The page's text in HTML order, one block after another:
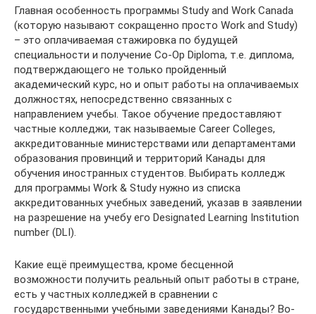
Главная особенность программы Study and Work Canada
(которую называют сокращенно просто Work and Study)
– это оплачиваемая стажировка по будущей
специальности и получение Co-Op Diploma, т.е. диплома,
подтверждающего не только пройденный
академический курс, но и опыт работы на оплачиваемых
должностях, непосредственно связанных с
направлением учебы. Такое обучение предоставляют
частные колледжи, так называемые Career Colleges,
аккредитованные министерствами или департаментами
образования провинций и территорий Канады для
обучения иностранных студентов. Выбирать колледж
для программы Work & Study нужно из списка
аккредитованных учебных заведений, указав в заявлении
на разрешение на учебу его Designated Learning Institution
number (DLI).
Какие ещё преимущества, кроме бесценной
возможности получить реальный опыт работы в стране,
есть у частных колледжей в сравнении с
государственными учебными заведениями Канады? Во-